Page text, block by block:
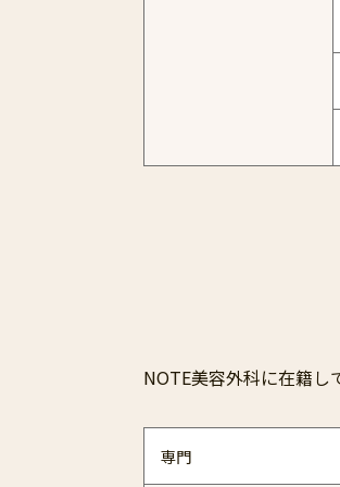
NOTE美容外科に在籍し
専門